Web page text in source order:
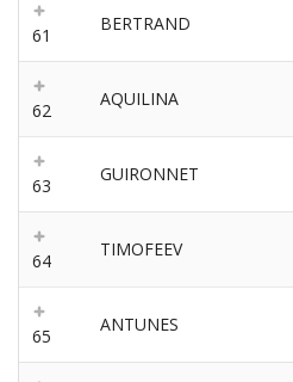
61
BERTRAND
62
AQUILINA
63
GUIRONNET
64
TIMOFEEV
65
ANTUNES